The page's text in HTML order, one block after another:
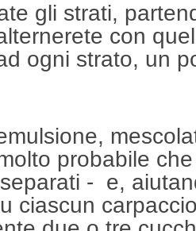
gli strati,
con
ogni strato, un
probabile
- e,
ciascun